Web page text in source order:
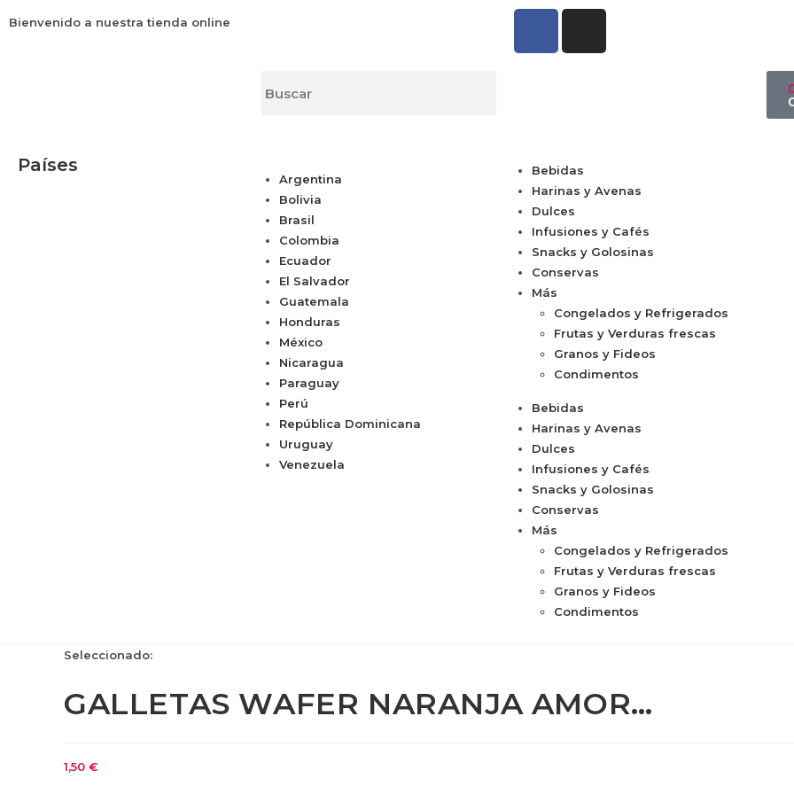
Bienvenido a nuestra tienda online
Países
Argentina
Bolivia
Brasil
Colombia
Ecuador
El Salvador
Guatemala
Honduras
México
Nicaragua
Paraguay
Perú
República Dominicana
Uruguay
Venezuela
Bebidas
Harinas y Avenas
Dulces
Infusiones y Cafés
Snacks y Golosinas
Conservas
Más
Congelados y Refrigerados
Frutas y Verduras frescas
Granos y Fideos
Condimentos
Bebidas
Harinas y Avenas
Dulces
Infusiones y Cafés
Snacks y Golosinas
Conservas
Más
Congelados y Refrigerados
Frutas y Verduras frescas
Granos y Fideos
Condimentos
Seleccionado:
GALLETAS WAFER NARANJA AMOR…
1,50 €